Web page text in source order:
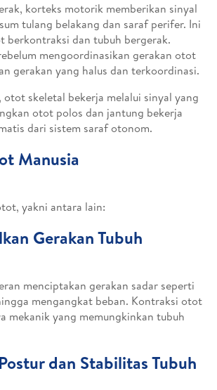
korteks motorik memberikan sinyal
tulang belakang dan saraf perifer. Ini
berkontraksi dan tubuh bergerak.
mengoordinasikan gerakan otot
gerakan yang halus dan terkoordinasi.
otot skeletal bekerja melalui sinyal yang
otot polos dan jantung bekerja
dari sistem saraf otonom.
Manusia
yakni antara lain:
Gerakan Tubuh
menciptakan gerakan sadar seperti
mengangkat beban. Kontraksi otot
mekanik yang memungkinkan tubuh
dan Stabilitas Tubuh